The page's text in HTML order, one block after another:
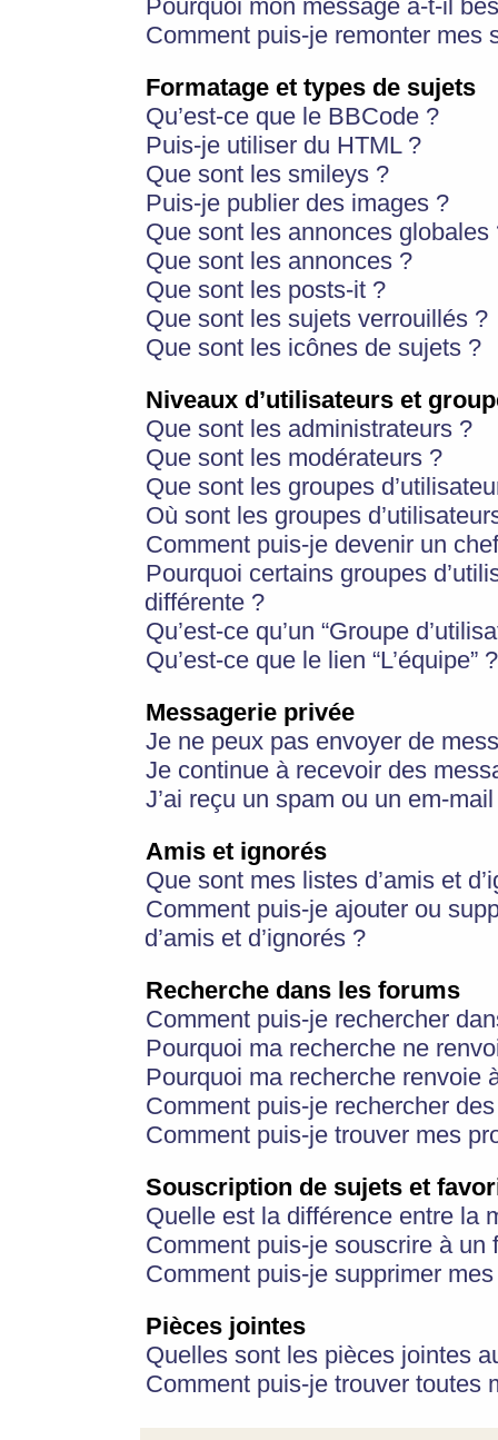
Pourquoi mon message a-t-il
Comment puis-je remonter mes
Formatage et types de sujets
Qu’est-ce que le BBCode ?
Puis-je utiliser du HTML ?
Que sont les smileys ?
Puis-je publier des images ?
Que sont les annonces globales
Que sont les annonces ?
Que sont les posts-it ?
Que sont les sujets verrouillés ?
Que sont les icônes de sujets ?
Niveaux d’utilisateurs et
Que sont les administrateurs ?
Que sont les modérateurs ?
Que sont les groupes
Où sont les groupes
Comment puis-je devenir un
Pourquoi certains groupes
différente ?
Qu’est-ce qu’un “Groupe
Qu’est-ce que le lien “L’équipe” ?
Messagerie privée
Je ne peux pas envoyer de
Je continue à recevoir des
J’ai reçu un spam ou un em-
Amis et ignorés
Que sont mes listes d’amis et
Comment puis-je ajouter ou
d’amis et d’ignorés ?
Recherche dans les forums
Comment puis-je rechercher
Pourquoi ma recherche ne
Pourquoi ma recherche renvoie
Comment puis-je rechercher
Comment puis-je trouver mes
Souscription de sujets et
Quelle est la différence entre la
Comment puis-je souscrire à
Comment puis-je supprimer
Pièces jointes
Quelles sont les pièces jointes
Comment puis-je trouver toutes